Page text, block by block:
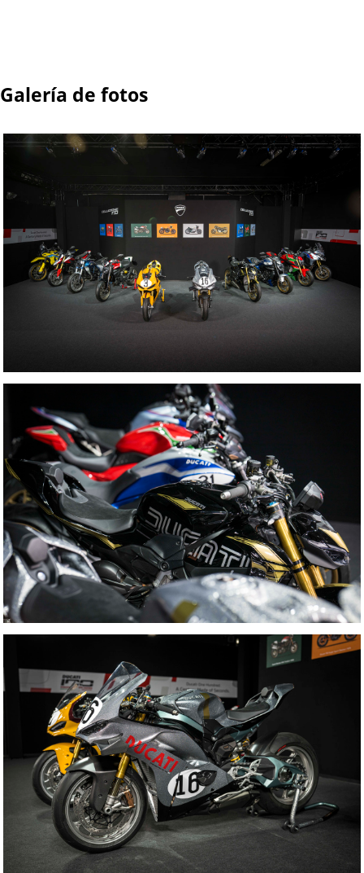
Galería de fotos